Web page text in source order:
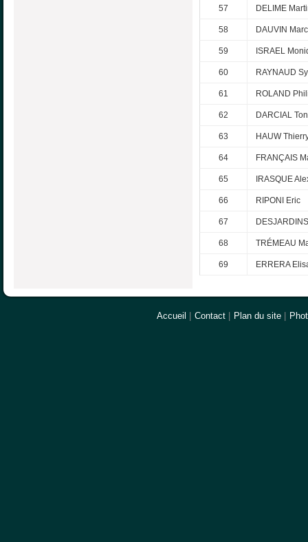
57 DELIME
58 DAUVIN Marc
59 ISRAEL
60 RAYNAUD
61 ROLAND
62 DARCIAL
63 HAUW
64 FRANÇAIS
65 IRASQUE
66 RIPONI Eric
67
68 TRÉMEAU
69 ERRERA
Accueil Contact Plan du site